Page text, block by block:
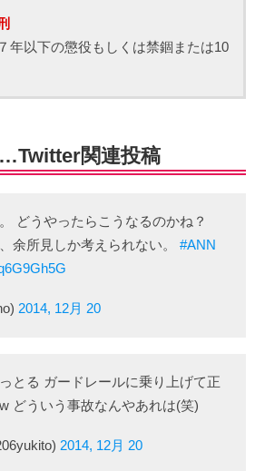
年以下の懲役もしくは禁錮または10
関連投稿
どうやったらこうなるのかね？
余所見しか考えられない。 #ANN
2014, 12月 20
とる ガードレールに乗り上げて正
どういう事故なんやあれは(笑)
2014, 12月 20